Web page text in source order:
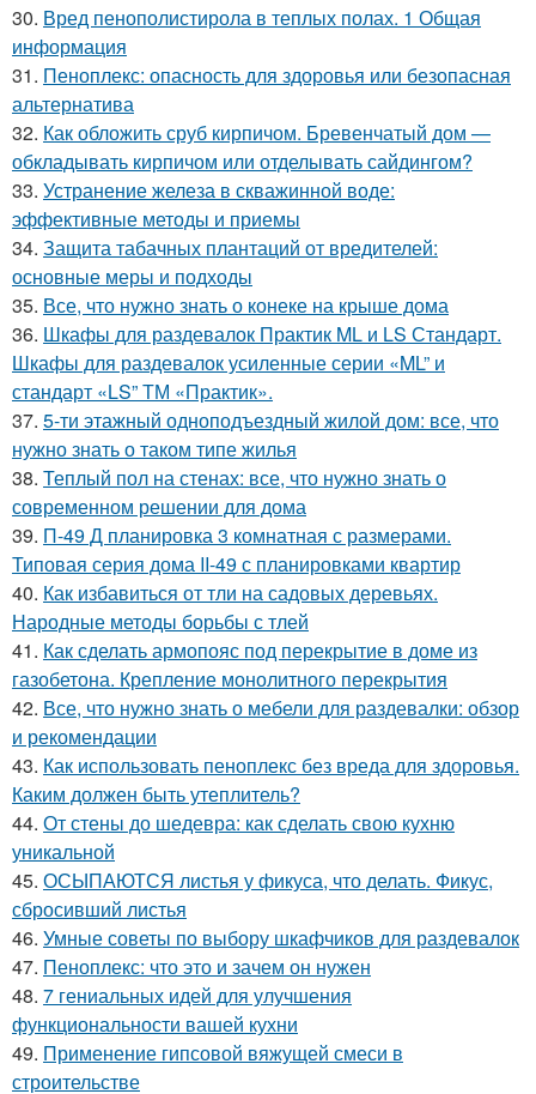
30. Вред пенополистирола в теплых полах. 1 Общая
информация
31. Пеноплекс: опасность для здоровья или безопасная
альтернатива
32. Как обложить сруб кирпичом. Бревенчатый дом —
обкладывать кирпичом или отделывать сайдингом?
33. Устранение железа в скважинной воде:
эффективные методы и приемы
34. Защита табачных плантаций от вредителей:
основные меры и подходы
35. Все, что нужно знать о конеке на крыше дома
36. Шкафы для раздевалок Практик ML и LS Стандарт.
Шкафы для раздевалок усиленные серии «ML” и
стандарт «LS” ТМ «Практик».
37. 5-ти этажный одноподъездный жилой дом: все, что
нужно знать о таком типе жилья
38. Теплый пол на стенах: все, что нужно знать о
современном решении для дома
39. П-49 Д планировка 3 комнатная с размерами.
Типовая серия дома II-49 с планировками квартир
40. Как избавиться от тли на садовых деревьях.
Народные методы борьбы с тлей
41. Как сделать армопояс под перекрытие в доме из
газобетона. Крепление монолитного перекрытия
42. Все, что нужно знать о мебели для раздевалки: обзор
и рекомендации
43. Как использовать пеноплекс без вреда для здоровья.
Каким должен быть утеплитель?
44. От стены до шедевра: как сделать свою кухню
уникальной
45. ОСЫПАЮТСЯ листья у фикуса, что делать. Фикус,
сбросивший листья
46. Умные советы по выбору шкафчиков для раздевалок
47. Пеноплекс: что это и зачем он нужен
48. 7 гениальных идей для улучшения
функциональности вашей кухни
49. Применение гипсовой вяжущей смеси в
строительстве